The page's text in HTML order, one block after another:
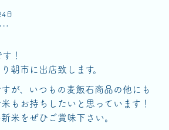
日
…
！
朝市に出店致します。
が、いつもの麦飯石商品の他にも
もお持ちしたいと思っています！
米をぜひご賞味下さい。